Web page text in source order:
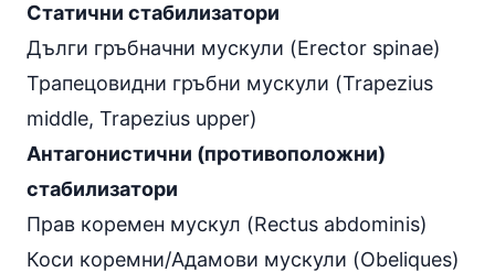
Статични стабилизатори
Дълги гръбначни мускули (Erector spinae)
Трапецовидни гръбни мускули (Trapezius
middle, Trapezius upper)
Антагонистични (противоположни)
стабилизатори
Прав коремен мускул (Rectus abdominis)
Коси коремни/Адамови мускули (Obeliques)